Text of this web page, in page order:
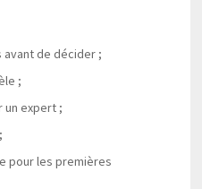
avant de décider ;
;
un expert ;
pour les premières